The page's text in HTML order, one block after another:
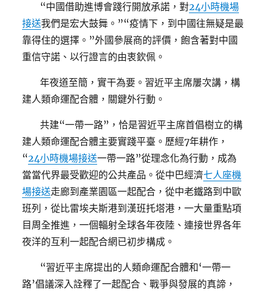
“中國借助進博會踐行開放承諾，對24小時機場
接送我們是宏大鼓舞。”“疫情下，到中國往無疑是最
靠得住的選擇。”外國參展商的評價，飽含著對中國
重信守諾、以行證言的由衷欽佩。
年夜道至簡，實干為要。習近平主席屢次講，構
建人類命運配合體，關鍵外行動。
共建“一帶一路”，恰是習近平主席首倡樹立的構
建人類命運配合體主要實踐平臺。歷經7年耕作，
“24小時機場接送一帶一路”從理念化為行動，成為
當當代界最受歡迎的公共產品。從中巴經濟七人座機
場接送走廊到產業園區一起配合，從中老鐵路到中歐
班列，從比雷埃夫斯港到漢班托塔港，一大量重點項
目周全推進，一個輻射全球各年夜陸、連接世界各年
夜洋的互利一起配合網已初步構成。
“習近平主席提出的人類命運配合體和‘一帶一
路’倡議深入詮釋了一起配合、戰爭與發展的真諦，